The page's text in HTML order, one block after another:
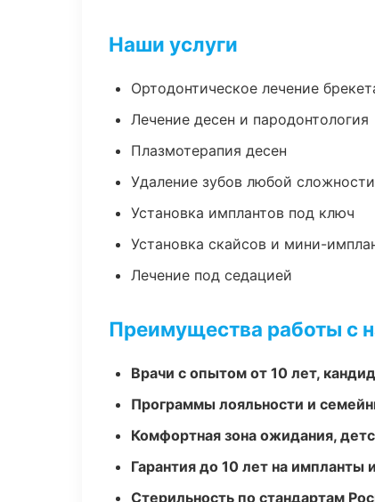
Наши услуги
Ортодонтическое лечение
Лечение десен и пародонтология
Плазмотерапия десен
Удаление зубов любой сложности
Установка имплантов под ключ
Установка скайсов и мини-
Лечение под седацией
Преимущества работы с
Врачи с опытом от 10 лет,
Программы лояльности и
Комфортная зона ожидания,
Гарантия до 10 лет на импланты
Стерильность по стандартам